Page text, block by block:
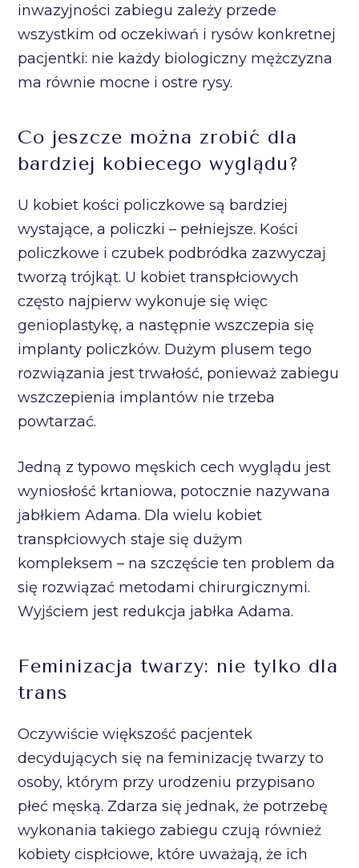
inwazyjności zabiegu zależy przede
wszystkim od oczekiwań i rysów konkretnej
pacjentki: nie każdy biologiczny mężczyzna
ma równie mocne i ostre rysy.
Co jeszcze można zrobić dla
bardziej kobiecego wyglądu?
U kobiet kości policzkowe są bardziej
wystające, a policzki – pełniejsze. Kości
policzkowe i czubek podbródka zazwyczaj
tworzą trójkąt. U kobiet transpłciowych
często najpierw wykonuje się więc
genioplastykę, a następnie wszczepia się
implanty policzków. Dużym plusem tego
rozwiązania jest trwałość, ponieważ zabiegu
wszczepienia implantów nie trzeba
powtarzać.
Jedną z typowo męskich cech wyglądu jest
wyniosłość krtaniowa, potocznie nazywana
jabłkiem Adama. Dla wielu kobiet
transpłciowych staje się dużym
kompleksem – na szczęście ten problem da
się rozwiązać metodami chirurgicznymi.
Wyjściem jest redukcja jabłka Adama.
Feminizacja twarzy: nie tylko dla
trans
Oczywiście większość pacjentek
decydujących się na feminizację twarzy to
osoby, którym przy urodzeniu przypisano
płeć męską. Zdarza się jednak, że potrzebę
wykonania takiego zabiegu czują również
kobiety cispłciowe, które uważają, że ich